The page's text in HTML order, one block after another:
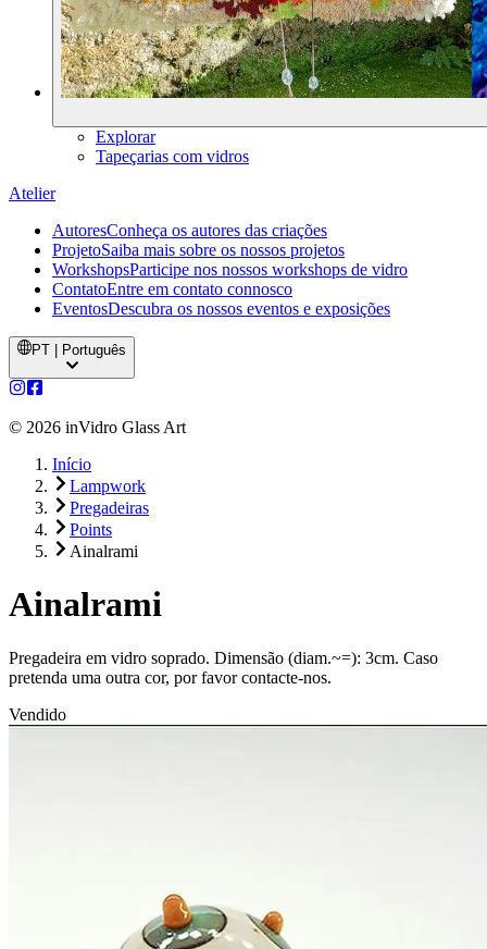
Explorar
Tapeçarias com vidros
Atelier
AutoresConheça os autores das criações
ProjetoSaiba mais sobre os nossos projetos
WorkshopsParticipe nos nossos workshops de vidro
ContatoEntre em contato connosco
EventosDescubra os nossos eventos e exposições
PT | Português
© 2026 inVidro Glass Art
Início
Lampwork
Pregadeiras
Points
Ainalrami
Ainalrami
Pregadeira em vidro soprado. Dimensão (diam.~=): 3cm. Caso
pretenda uma outra cor, por favor contacte-nos.
Vendido